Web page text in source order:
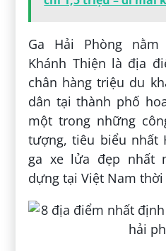
Ga Hải Phòng
Khánh Thiện là địa
chân hàng triệu du
dân tại thành phố
một trong những
tượng, tiêu biểu nhất
ga xe lửa đẹp nhất
dựng tại Việt Nam